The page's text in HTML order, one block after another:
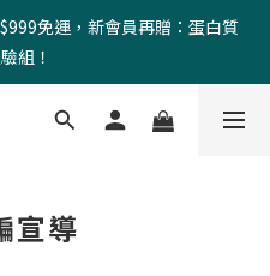
免運，新會員再贈：蛋白質
組！
宣導